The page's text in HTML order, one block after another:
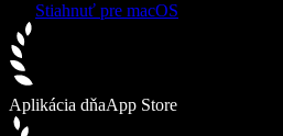
Stiahnuť pre macOS
Aplikácia dňaApp Store